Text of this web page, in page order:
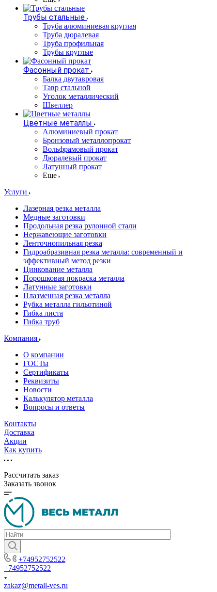
Трубы стальные
Труба алюминиевая круглая
Труба дюралевая
Труба профильная
Трубы круглые
Фасонный прокат
Балка двутавровая
Тавр стальной
Уголок металлический
Швеллер
Цветные металлы
Алюминиевый прокат
Бронзовый металлопрокат
Вольфрамовый прокат
Дюралевый прокат
Латунный прокат
Еще
Услуги
Лазерная резка металла
Медные заготовки
Продольная резка рулонной стали
Нержавеющие заготовки
Ленточнопильная резка
Гидроабразивная резка металла: современный и
эффективный метод резки
Цинкование металла
Порошковая покраска металла
Латунные заготовки
Плазменная резка металла
Рубка металла гильотиной
Гибка листа
Гибка труб
Компания
О компании
ГОСТы
Сертификаты
Реквизиты
Новости
Калькулятор металла
Вопросы и ответы
Контакты
Доставка
Акции
Как купить
Рассчитать заказ
Заказать звонок
+74952752522
+74952752522
zakaz@metall-ves.ru